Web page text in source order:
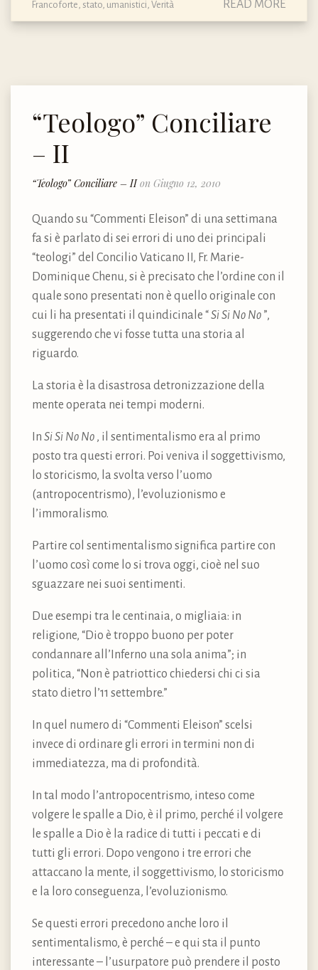
Francoforte, stato, umanistici, Verità READ MORE
“Teologo” Conciliare
– II
“Teologo” Conciliare – IIon Giugno 12, 2010
Quando su “Commenti Eleison” di una settimana
fa si è parlato di sei errori di uno dei principali
“teologi” del Concilio Vaticano II, Fr. Marie-
Dominique Chenu, si è precisato che l’ordine con il
quale sono presentati non è quello originale con
cui li ha presentati il quindicinale “Si Si No No ”,
suggerendo che vi fosse tutta una storia al
riguardo.
La storia è la disastrosa detronizzazione della
mente operata nei tempi moderni.
In Si Si No No , il sentimentalismo era al primo
posto tra questi errori. Poi veniva il soggettivismo,
lo storicismo, la svolta verso l’uomo
(antropocentrismo), l’evoluzionismo e
l’immoralismo.
Partire col sentimentalismo significa partire con
l’uomo così come lo si trova oggi, cioè nel suo
sguazzare nei suoi sentimenti.
Due esempi tra le centinaia, o migliaia: in
religione, “Dio è troppo buono per poter
condannare all’Inferno una sola anima”; in
politica, “Non è patriottico chiedersi chi ci sia
stato dietro l’11 settembre.”
In quel numero di “Commenti Eleison” scelsi
invece di ordinare gli errori in termini non di
immediatezza, ma di profondità.
In tal modo l’antropocentrismo, inteso come
volgere le spalle a Dio, è il primo, perché il volgere
le spalle a Dio è la radice di tutti i peccati e di
tutti gli errori. Dopo vengono i tre errori che
attaccano la mente, il soggettivismo, lo storicismo
e la loro conseguenza, l’evoluzionismo.
Se questi errori precedono anche loro il
sentimentalismo, è perché – e qui sta il punto
interessante – l’usurpatore può prendere il posto